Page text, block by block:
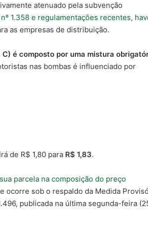
atenuado pela subvenção
1.358 e regulamentações recentes,
as empresas de distribuição.
é composto por uma mistura
nas bombas é influenciado por
de R$ 1,80 para R$ 1,83.
parcela na composição do preço
ocorre sob o respaldo da Medida
publicada na última segunda-feira